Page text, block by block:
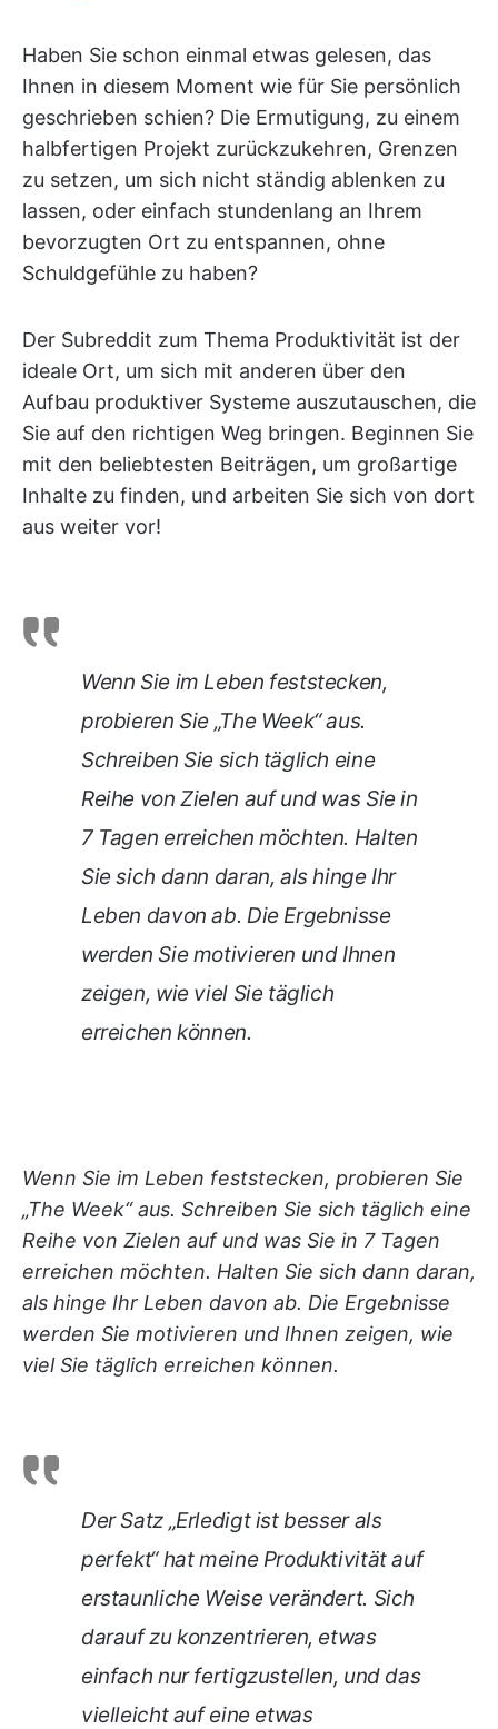
Haben Sie schon einmal etwas gelesen, das
Ihnen in diesem Moment wie für Sie persönlich
geschrieben schien? Die Ermutigung, zu einem
halbfertigen Projekt zurückzukehren, Grenzen
zu setzen, um sich nicht ständig ablenken zu
lassen, oder einfach stundenlang an Ihrem
bevorzugten Ort zu entspannen, ohne
Schuldgefühle zu haben?
Der Subreddit zum Thema Produktivität ist der
ideale Ort, um sich mit anderen über den
Aufbau produktiver Systeme auszutauschen, die
Sie auf den richtigen Weg bringen. Beginnen Sie
mit den beliebtesten Beiträgen, um großartige
Inhalte zu finden, und arbeiten Sie sich von dort
aus weiter vor!
Wenn Sie im Leben feststecken,
probieren Sie „The Week“ aus.
Schreiben Sie sich täglich eine
Reihe von Zielen auf und was Sie in
7 Tagen erreichen möchten. Halten
Sie sich dann daran, als hinge Ihr
Leben davon ab. Die Ergebnisse
werden Sie motivieren und Ihnen
zeigen, wie viel Sie täglich
erreichen können.
Wenn Sie im Leben feststecken, probieren Sie
„The Week“ aus. Schreiben Sie sich täglich eine
Reihe von Zielen auf und was Sie in 7 Tagen
erreichen möchten. Halten Sie sich dann daran,
als hinge Ihr Leben davon ab. Die Ergebnisse
werden Sie motivieren und Ihnen zeigen, wie
viel Sie täglich erreichen können.
Der Satz „Erledigt ist besser als
perfekt“ hat meine Produktivität auf
erstaunliche Weise verändert. Sich
darauf zu konzentrieren, etwas
einfach nur fertigzustellen, und das
vielleicht auf eine etwas